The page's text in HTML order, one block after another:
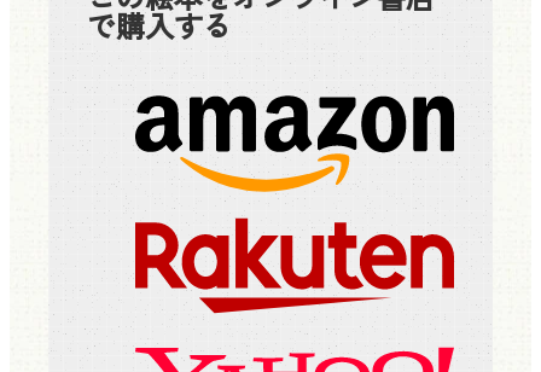
で購入する